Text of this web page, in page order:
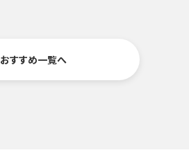
おすすめ一覧へ